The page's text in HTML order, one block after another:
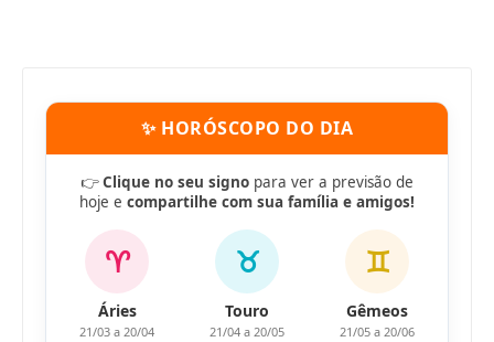
✨ HORÓSCOPO DO DIA
👉Clique no seu signo para ver a previsão de
hoje e compartilhe com sua família e amigos!
♈
Áries
21/03 a 20/04
♉
Touro
21/04 a 20/05
♊
Gêmeos
21/05 a 20/06